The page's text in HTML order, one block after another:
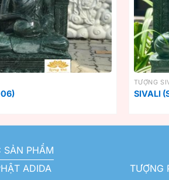
TƯỢNG
SIVALI
SẢN PHẨM
ADIDA
TƯỢNG